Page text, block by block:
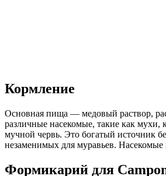
Кормление
Основная пища — медовый раствор,
различные насекомые, такие как мухи,
мучной червь. Это богатый источник
незаменимых для муравьев.
Формикарий для